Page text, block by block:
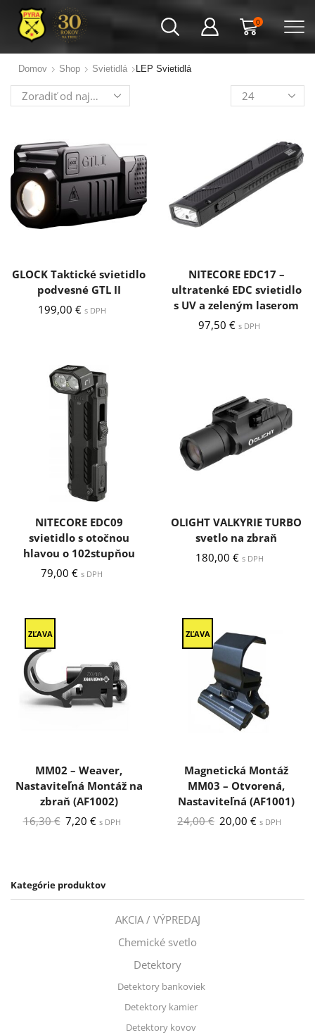
0
Domov Shop Svietidlá LEP Svietidlá
Výrobkov
na
GLOCK Taktické svietidlo
podvesné GTL II
199,00 € s DPH
NITECORE EDC17 –
ultratenké EDC svietidlo
s UV a zeleným laserom
97,50 € s DPH
NITECORE EDC09
svietidlo s otočnou
hlavou o 102stupňou
79,00 € s DPH
OLIGHT VALKYRIE TURBO
svetlo na zbraň
180,00 € s DPH
ZĽAVA
MM02 – Weaver,
Nastaviteľná Montáž na
zbraň (AF1002)
16,30€ Pôvodná
7,20 €Aktuálna
s DPH
ZĽAVA
Magnetická Montáž
MM03 – Otvorená,
Nastaviteľná (AF1001)
24,00€ Pôvodná
20,00 €Aktuálna
s DPH
Kategórie produktov
AKCIA / VÝPREDAJ
Chemické svetlo
Detektory
Detektory bankoviek
Detektory kamier
Detektory kovov